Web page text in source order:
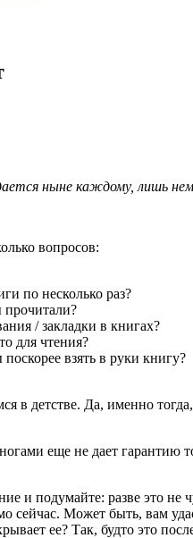
ныне каждому, лишь
вопросов:
по несколько раз?
прочитали?
/ закладки в книгах?
для чтения?
взять в руки книгу?
в детстве. Да, именно
еще не дает гарантию
и подумайте: разве это
сейчас. Может быть, вам
ее? Так, будто это